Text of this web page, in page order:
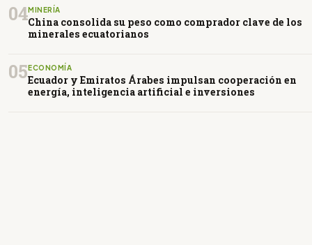
04MINERÍA
China consolida su peso como comprador clave de los
minerales ecuatorianos
05 ECONOMÍA
Ecuador y Emiratos Árabes impulsan cooperación en
energía, inteligencia artificial e inversiones